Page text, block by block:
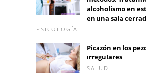
alcoholismo en
en una sala
PSICOLOGÍA
Picazón en los
irregulares
SALUD